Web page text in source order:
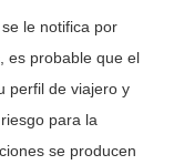
le notifica por
es probable que el
perfil de viajero y
para la
se producen